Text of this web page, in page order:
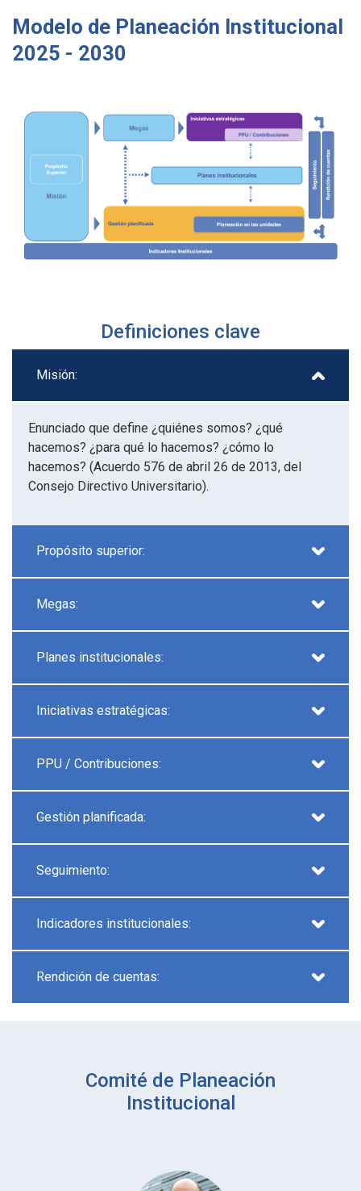
Modelo de Planeación Institucional
2025 - 2030
Definiciones clave
Misión:
Enunciado que define ¿quiénes somos? ¿qué
hacemos? ¿para qué lo hacemos? ¿cómo lo
hacemos? (Acuerdo 576 de abril 26 de 2013, del
Consejo Directivo Universitario).
Propósito superior:
Megas:
Planes institucionales:
Iniciativas estratégicas:
PPU / Contribuciones:
Gestión planificada:
Seguimiento:
Indicadores institucionales:
Rendición de cuentas:
Comité de Planeación
Institucional